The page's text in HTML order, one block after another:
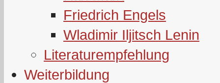
Friedrich Engels
Wladimir Iljitsch Lenin
Literaturempfehlung
Weiterbildung